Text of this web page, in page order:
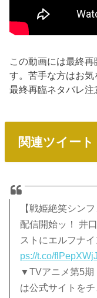
この動画には最終
す。苦手な方はお気
最終再臨ネタバレ
関連ツイート
【戦姫絶笑シン
配信開始ッ！ 井
ストにエルフナ
ps://t.co/
▼TVアニメ第5期
は公式サイトを